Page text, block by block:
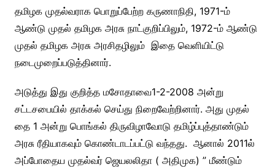
தமிழக முதல்வராக பொறுப்பேற்ற கருணாநிதி, 1971-ம்
ஆண்டு முதல் தமிழக அரசு நாட்குறிப்பிலும், 1972-ம் ஆண்டு
முதல் தமிழக அரசு அரசிதழிலும் இதை வெளியிட்டு
நடைமுறைப்படுத்தினார்.
அடுத்து இது குறித்த மசோதாவை1-2-2008 அன்று
சட்டசபையில் தாக்கல் செய்து நிறைவேற்றினார். அது முதல்
தை 1 அன்று பொங்கல் திருவிழாவோடு தமிழ்ப்புத்தாண்டும்
அரசு ரீதியாகவும் கொண்டாடப்பட்டு வந்தது. ஆனால் 2011ல்
அப்போதைய முதல்வர் ஜெயலலிதா ( அதிமுக) ” மீண்டும்